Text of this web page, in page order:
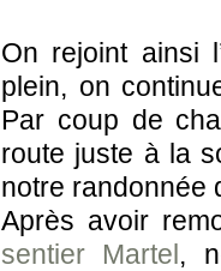
On rejoint ainsi
plein, on
Par coup de
route juste à la
notre randonnée
Après avoir
sentier Martel,